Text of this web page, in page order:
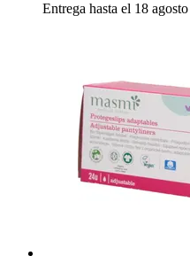
Entrega hasta el 18 agosto